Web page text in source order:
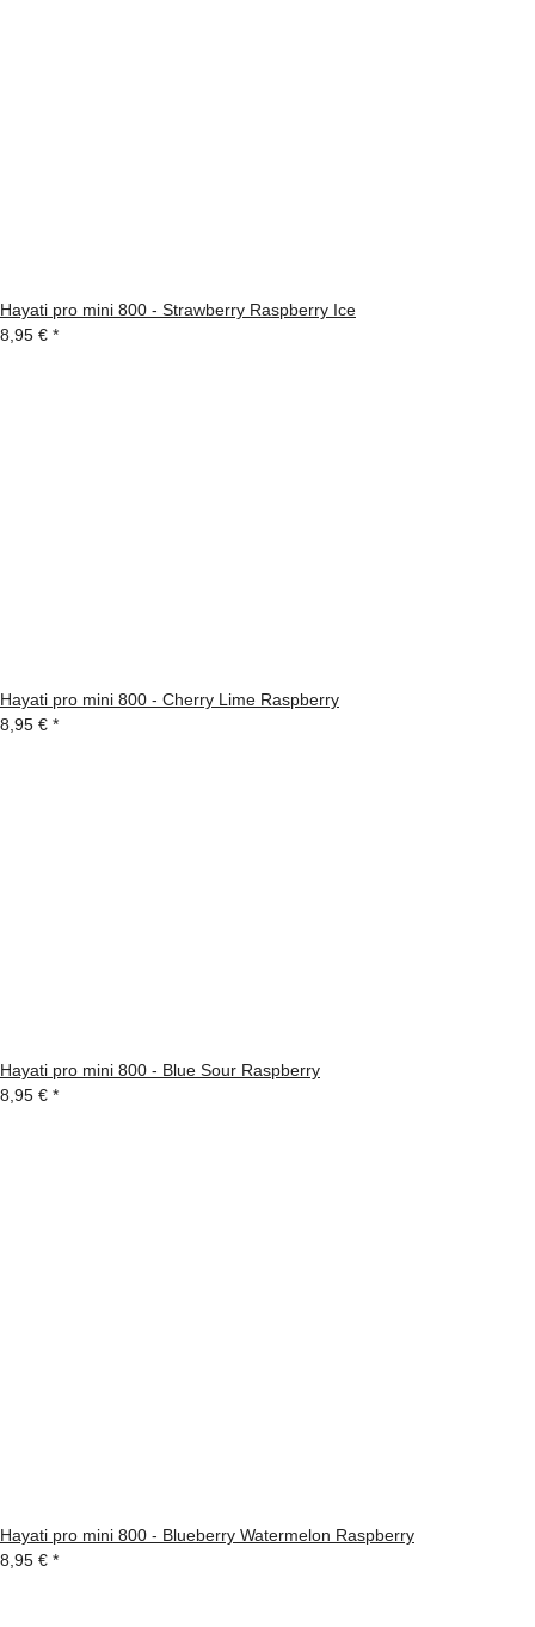
Hayati pro mini 800 - Strawberry Raspberry Ice
8,95 € *
Hayati pro mini 800 - Cherry Lime Raspberry
8,95 € *
Hayati pro mini 800 - Blue Sour Raspberry
8,95 € *
Hayati pro mini 800 - Blueberry Watermelon Raspberry
8,95 € *